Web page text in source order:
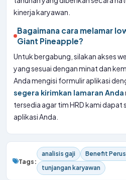
kinerja karyawan.
Bagaimana cara melamar
Giant Pineapple?
Untuk bergabung, silakan akses
yang sesuai dengan minat dan
Anda mengisi formulir aplikasi
segera kirimkan lamaran Anda
tersedia agar tim HRD kami dapat
aplikasi Anda.
Tags:
analisis gaji Benefit
tunjangan karyawan